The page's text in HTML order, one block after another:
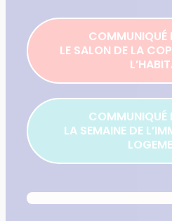
COMMUNIQUÉ
LE SALON DE LA
COMMUNIQUÉ
LA SEMAINE DE